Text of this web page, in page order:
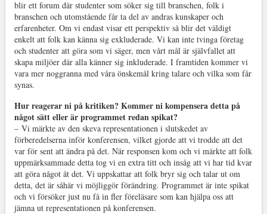
blir ett forum där studenter som söker sig till branschen, folk i
branschen och utomstående får ta del av andras kunskaper och
erfarenheter. Om vi endast visar ett perspektiv så blir det väldigt
enkelt att folk kan känna sig exkluderade. Vi kan inte tvinga företag
och studenter att göra som vi säger, men vårt mål är självfallet att
skapa miljöer där alla känner sig inkluderade. I framtiden kommer vi
vara mer noggranna med våra önskemål kring talare och vilka som får
synas.
Hur reagerar ni på kritiken? Kommer ni kompensera detta på
något sätt eller är programmet redan spikat?
– Vi märkte av den skeva representationen i slutskedet av
förberedelserna inför konferensen, vilket gjorde att vi trodde att det
var för sent att ändra på det. När responsen kom och vi märkte att folk
uppmärksammade detta tog vi en extra titt och insåg att vi har tid kvar
att göra något åt det. Vi uppskattar att folk bryr sig och talar ut om
detta, det är såhär vi möjliggör förändring. Programmet är inte spikat
och vi försöker just nu få in fler föreläsare som kan hjälpa oss att
jämna ut representationen på konferensen.